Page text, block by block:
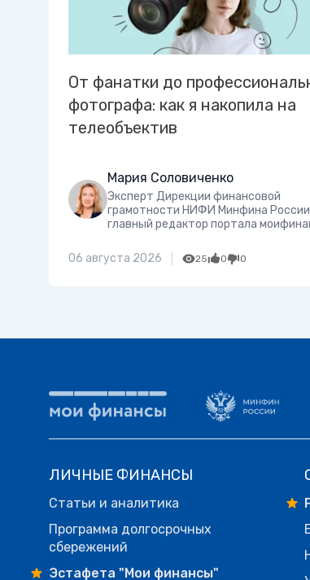
От фанатки до
фотографа: как я накопила на
телеобъектив
Мария Соловиченко
Эксперт Дирекции финансовой
грамотности НИФИ Минфина
главный редактор портала
06 августа 2026 25 0 0
ЛИЧНЫЕ ФИНАНСЫ
Статьи и аналитика
Программа долгосрочных
сбережений
Эстафета "Мои финансы"